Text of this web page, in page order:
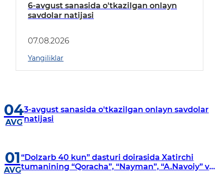
6-avgust sanasida o'tkazilgan onlayn
savdolar natijasi
07.08.2026
Yangiliklar
04
AVG
3-avgust sanasida o'tkazilgan onlayn savdolar
natijasi
01
AVG
“Dolzarb 40 kun” dasturi doirasida Xatirchi
tumanining “Qoracha”, “Nayman”, “A.Navoiy” va